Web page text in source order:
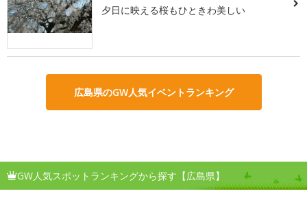
夕日に映える桜もひときわ美しい
広島県のGW人気イベントランキング
GW人気スポットランキングから探す【広島県】